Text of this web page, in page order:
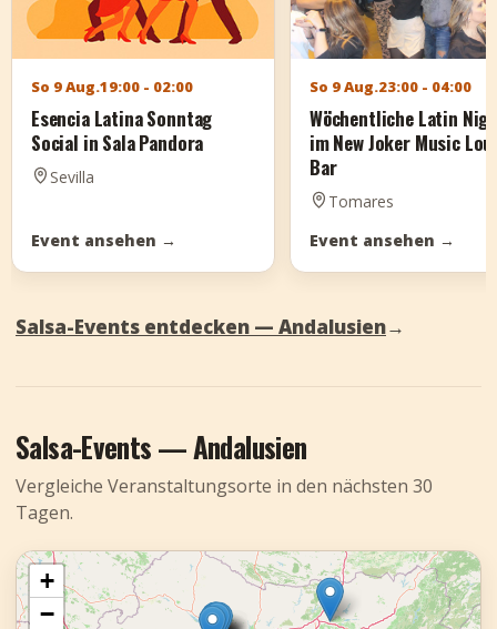
So 9 Aug.19:00 - 02:00
Esencia Latina Sonntag
Social in Sala Pandora
Sevilla
Event ansehen →
So 9 Aug.23:00 - 04:00
Wöchentliche Latin
im New Joker Music
Bar
Tomares
Event ansehen →
Salsa-Events entdecken — Andalusien→
Salsa-Events — Andalusien
Vergleiche Veranstaltungsorte in den nächsten 30
Tagen.
+
−